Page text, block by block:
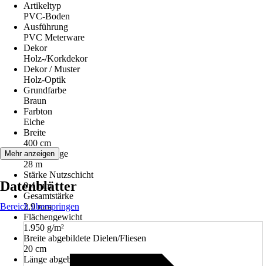
Artikeltyp
PVC-Boden
Ausführung
PVC Meterware
Dekor
Holz-/Korkdekor
Dekor / Muster
Holz-Optik
Grundfarbe
Braun
Farbton
Eiche
Breite
400 cm
Rollenlänge
28 m
Stärke Nutzschicht
0,4 mm
Gesamtstärke
2,9 mm
Flächengewicht
1.950 g/m²
Breite abgebildete Dielen/Fliesen
20 cm
Länge abgebildete Dielen/Fliesen
Mehr anzeigen
Datenblätter
Bereich überspringen